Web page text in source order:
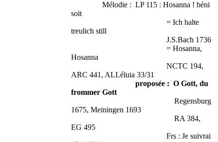
Mélodie : LP 115 : Hosanna ! béni
soit
= Ich halte
treulich still
J.S.Bach 1736
= Hosanna,
Hosanna
NCTC 194,
ARC 441, ALLéluia 33/31
proposée : O Gott, du
frommer Gott
Regensburg
1675, Meiningen 1693
RA 384,
EG 495
Frs : Je suivrai